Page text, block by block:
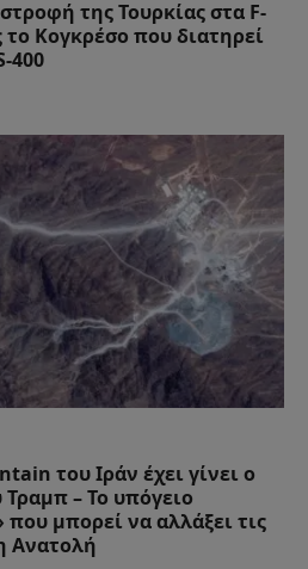
της Τουρκίας στα F-
Κογκρέσο που διατηρεί
400
του Ιράν έχει γίνει ο
– Το υπόγειο
μπορεί να αλλάξει τις
Ανατολή